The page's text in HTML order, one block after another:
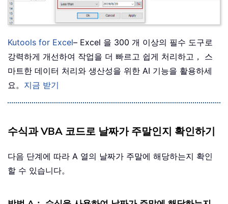
Kutools for Excel– Excel 을 300 개 이상의 필수 도구로
강력하게 개선하여 작업을 더 빠르고 쉽게 처리하고， 스
마트한 데이터 처리와 생산성을 위한 AI 기능을 활용하세
요。 지금 받기
수식과 VBA 코드로 날짜가 주말인지 확인하기
다음 단계에 따라 A 열의 날짜가 주말에 해당하는지 확인
할 수 있습니다。